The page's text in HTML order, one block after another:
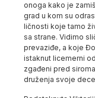
onoga kako je
grad u kom su
ličnosti koje tamo
sa strane. Vidimo
prevaziđe, a koje
istaknut licemerni
zgađeni pred
druženja svoje